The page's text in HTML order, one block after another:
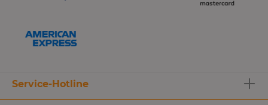
Service-Hotline